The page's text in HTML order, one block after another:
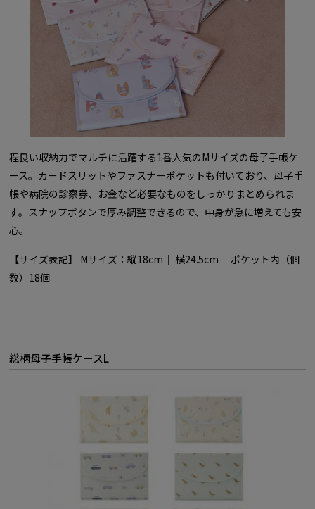
程良い収納力でマルチに活躍する1番人気のMサイズの母子手帳ケ
ース。カードスリットやファスナーポケットも付いており、母子手
帳や病院の診察券、お金など必要なものをしっかりまとめられま
す。スナップボタンで厚み調整できるので、中身が急に増えても安
心。
【サイズ表記】 Mサイズ：縦18cm｜ 横24.5cm｜ ポケット内（個
数）18個
総柄母子手帳ケースL